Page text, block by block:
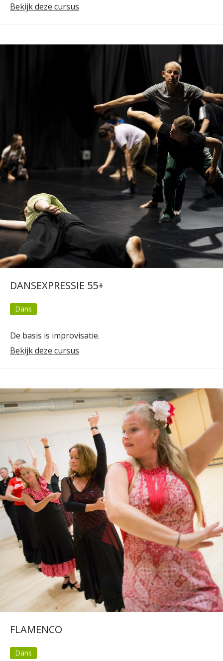
Bekijk deze cursus
DANSEXPRESSIE 55+
Dans
De basis is improvisatie.
Bekijk deze cursus
FLAMENCO
Dans